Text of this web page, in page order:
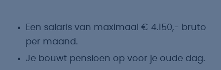
Een salaris van maximaal € 4.150,- bruto
per maand.
Je bouwt pensioen op voor je oude dag.